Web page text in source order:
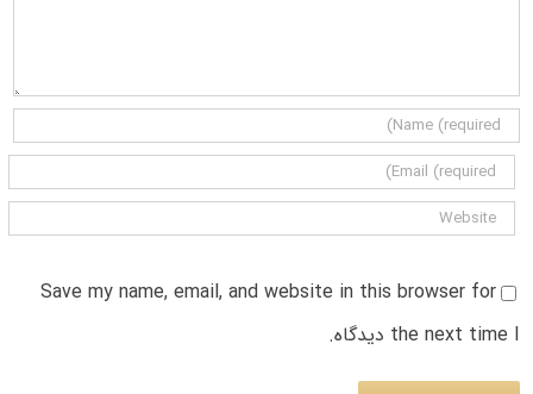
Save my name, email, and website in this browser for
the next time I دیدگاه.